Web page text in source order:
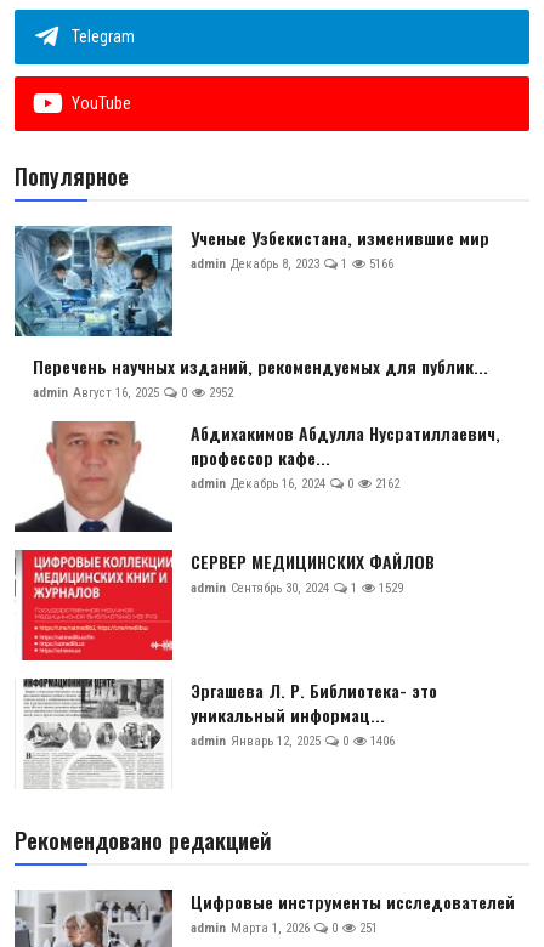
Telegram
YouTube
Популярное
Ученые Узбекистана, изменившие мир
admin Декабрь 8, 2023 1 5166
Перечень научных изданий, рекомендуемых для публик...
admin Август 16, 2025 0 2952
Абдихакимов Абдулла Нусратиллаевич,
профессор кафе...
admin Декабрь 16, 2024 0 2162
СЕРВЕР МЕДИЦИНСКИХ ФАЙЛОВ
admin Сентябрь 30, 2024 1 1529
Эргашева Л. Р. Библиотека- это
уникальный информац...
admin Январь 12, 2025 0 1406
Рекомендовано редакцией
Цифровые инструменты исследователей
admin Марта 1, 2026 0 251